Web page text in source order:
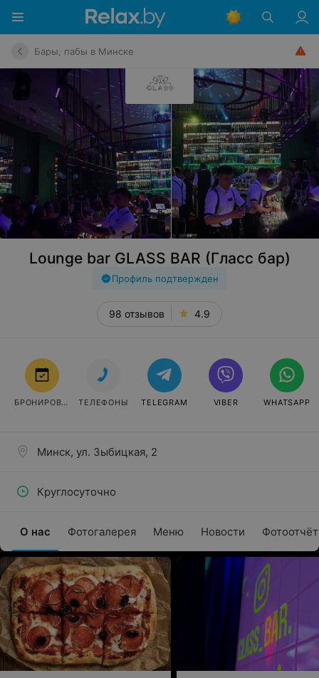
Бары, пабы в Минске
Lounge bar GLASS BAR (Гласс бар)
Профиль подтвержден
98 отзывов 4.9
О нас Фотогалерея Меню Новости
Минск, ул. Зыбицкая, 2
Круглосуточно
БРОНИРОВАТЬ ТЕЛЕФОНЫ TELEGRAM VIBER WHATSAPP